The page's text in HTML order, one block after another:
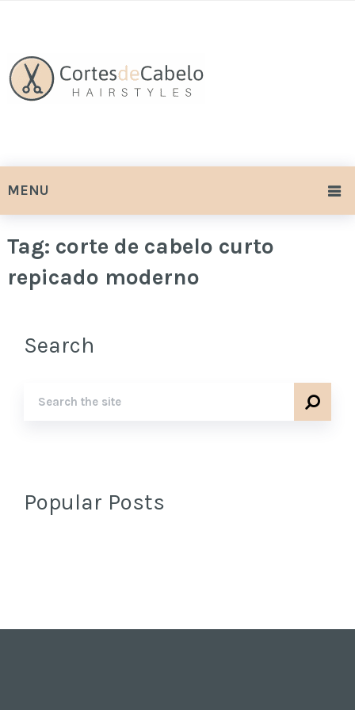
MENU
Tag: corte de cabelo curto
repicado moderno
Search
Popular Posts